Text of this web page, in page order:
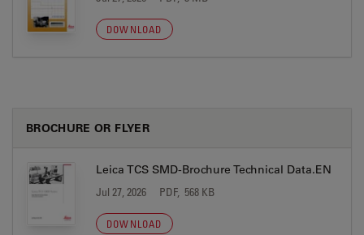
DOWNLOAD
BROCHURE OR FLYER
Leica TCS SMD-Brochure Technical Data.EN
Jul 27, 2026 PDF, 568 KB
DOWNLOAD